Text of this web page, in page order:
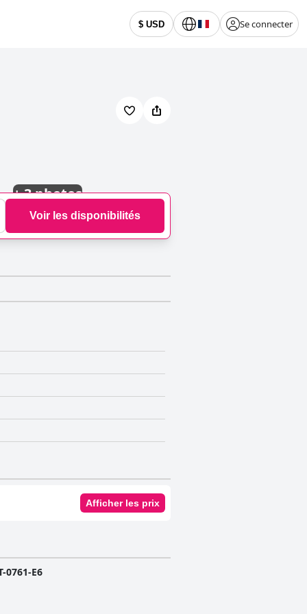
$ USD Se connecter
+3 photos
Voir les disponibilités
Afficher les prix
0761-E6